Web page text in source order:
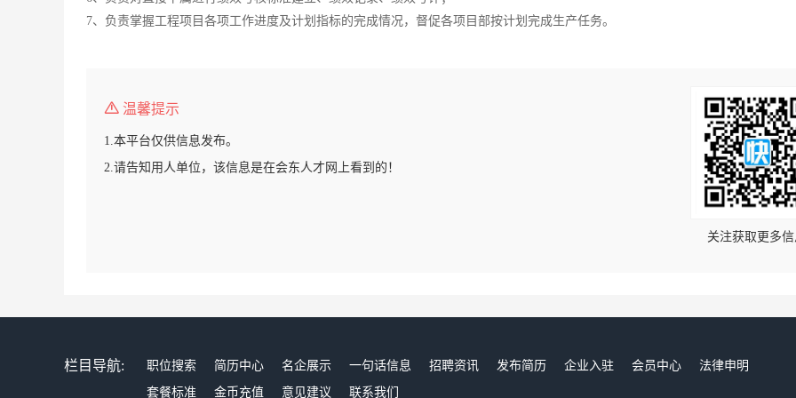
7、负责掌握工程项目各项工作进度及计划指标的完成情况，督促各项目部按计划完成生产任务。
温馨提示
1.本平台仅供信息发布。
2.请告知用人单位，该信息是在会东人才网上看到的！
关注获取更多
栏目导航: 职位搜索 简历中心 名企展示 一句话信息 招聘资讯 发布简历 企业入驻 会员中心
法律申明
套餐标准
金币充值 意见建议 联系我们